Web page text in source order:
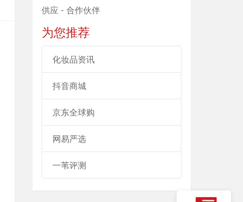
供应 - 合作伙伴
为您推荐
化妆品资讯
抖音商城
京东全球购
网易严选
一苇评测